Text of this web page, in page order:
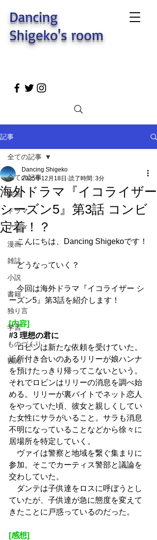
Dancing
Shigeko's room
記事
全ての記事
映画
ドラマ
アニメ
漫画
雑誌
小説
書籍
独り言
学習
ものづくり
観光
全ての記事
海外ドラマ『イコライザー
シーズン5』第3話 コンビ
定着！？
Dancing Shigeko
2025年12月18日 読了時間: 3分
こんにちは、Dancing Shigekoです！
どうなっていく？
今回は海外ドラマ『イコライザー シ
ーズン5』第3話を紹介します！
[内容]
#3 理想の君に
ロビンは新たな依頼を受けていた。
近所付き合いのあるリリーが娘ハンナ
を預けたっきり帰ってこないという。
それでロビンはリリーの消息を調べ始
める。リリーが裏バイトでネット恋人
をやっていた頃、彼女と親しくしてい
た女性にサラがいること。サラも消息
不明になっていることなどから徐々に
居場所を特定していく。
ヴァイは警察と地域を繋ぐ集まりに
参加。そこでカーティス警部と議論を
交わしていた。
ダンテは子供達をロスに呼ぼうとし
ていたが、子供達が急に態度を変えて
きたことに戸惑っているのだった。
[感想]